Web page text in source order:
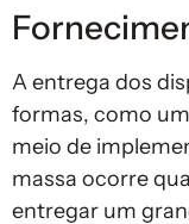
A entrega dos
formas, como
meio de
massa ocorre
entregar um